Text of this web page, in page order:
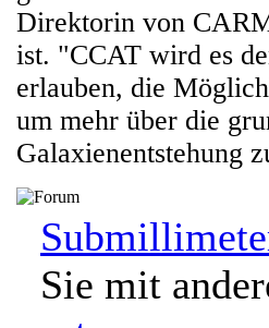
Direktorin von
ist. "CCAT wird es
erlauben, die
um mehr über die
Galaxienentstehung
Sie mit